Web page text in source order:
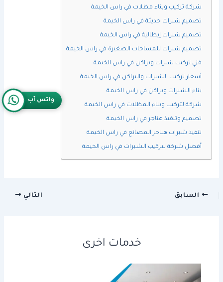
شركة تركيب وبناء مظلات في راس الخيمة
تصميم شبرات حديثة في راس الخيمة
تصميم شبرات إيطالية في راس الخيمة
تصميم شبرات للمساحات الصغيرة في راس الخيمة
فني تركيب شبرات وبراكن في راس الخيمة
أسعار تركيب الشبرات والبراكن في راس الخيمة
بناء الشبرات وبراكن في راس الخيمة
شركة لتركيب وبناء المظلات في راس الخيمة
تصميم وتنفيذ هناجر في راس الخيمة
تنفيذ شبرات هناجر المصانع في راس الخيمة
أفضل شركة لتركيب الشبرات في راس الخيمة
السابق التالي
خدمات اخرى
واتس آب